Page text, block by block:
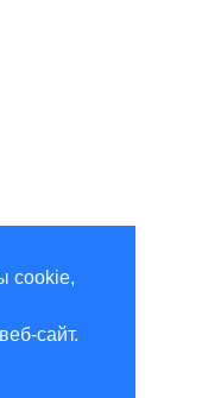
cookie,
сайт.